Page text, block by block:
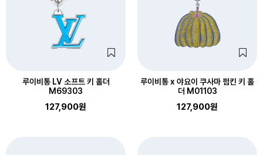
루이비통 LV 소프트 키 홀더
M69303
127,900원
루이비통 x 야요이 쿠사마 펌킨 키 홀
더 M01103
127,900원